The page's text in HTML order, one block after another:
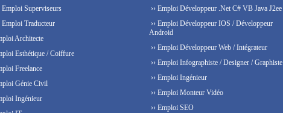
Emploi Superviseurs
Emploi Traducteur
Architecte
Esthétique / Coiffure
Freelance
Génie Civil
Ingénieur
›› Emploi Développeur .Net C# VB Java J2ee
›› Emploi Développeur IOS / Développeur
Android
›› Emploi Développeur Web / Intégrateur
›› Emploi Infographiste / Designer / Graphiste
›› Emploi Ingénieur
›› Emploi Monteur Vidéo
›› Emploi SEO